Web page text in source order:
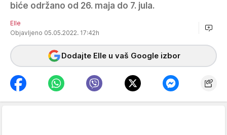
biće održano od 26. maja do 7. jula.
Elle
Objavljeno 05.05.2022. 17:42h
Dodajte Elle u vaš Google izbor